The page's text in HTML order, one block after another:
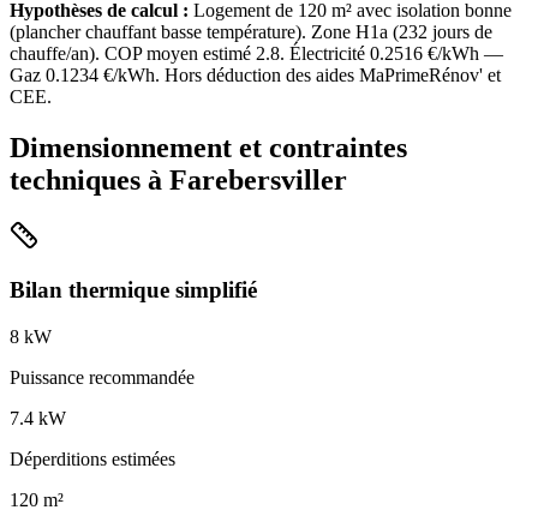
Hypothèses de calcul : Logement de 120 m² avec isolation bonne
(plancher chauffant basse température). Zone H1a (232 jours de
chauffe/an). COP moyen estimé 2.8. Électricité 0.2516 €/kWh —
Gaz 0.1234 €/kWh. Hors déduction des aides MaPrimeRénov' et
CEE.
Dimensionnement et contraintes
techniques à Farebersviller
Bilan thermique simplifié
8 kW
Puissance recommandée
7.4 kW
Déperditions estimées
120 m²